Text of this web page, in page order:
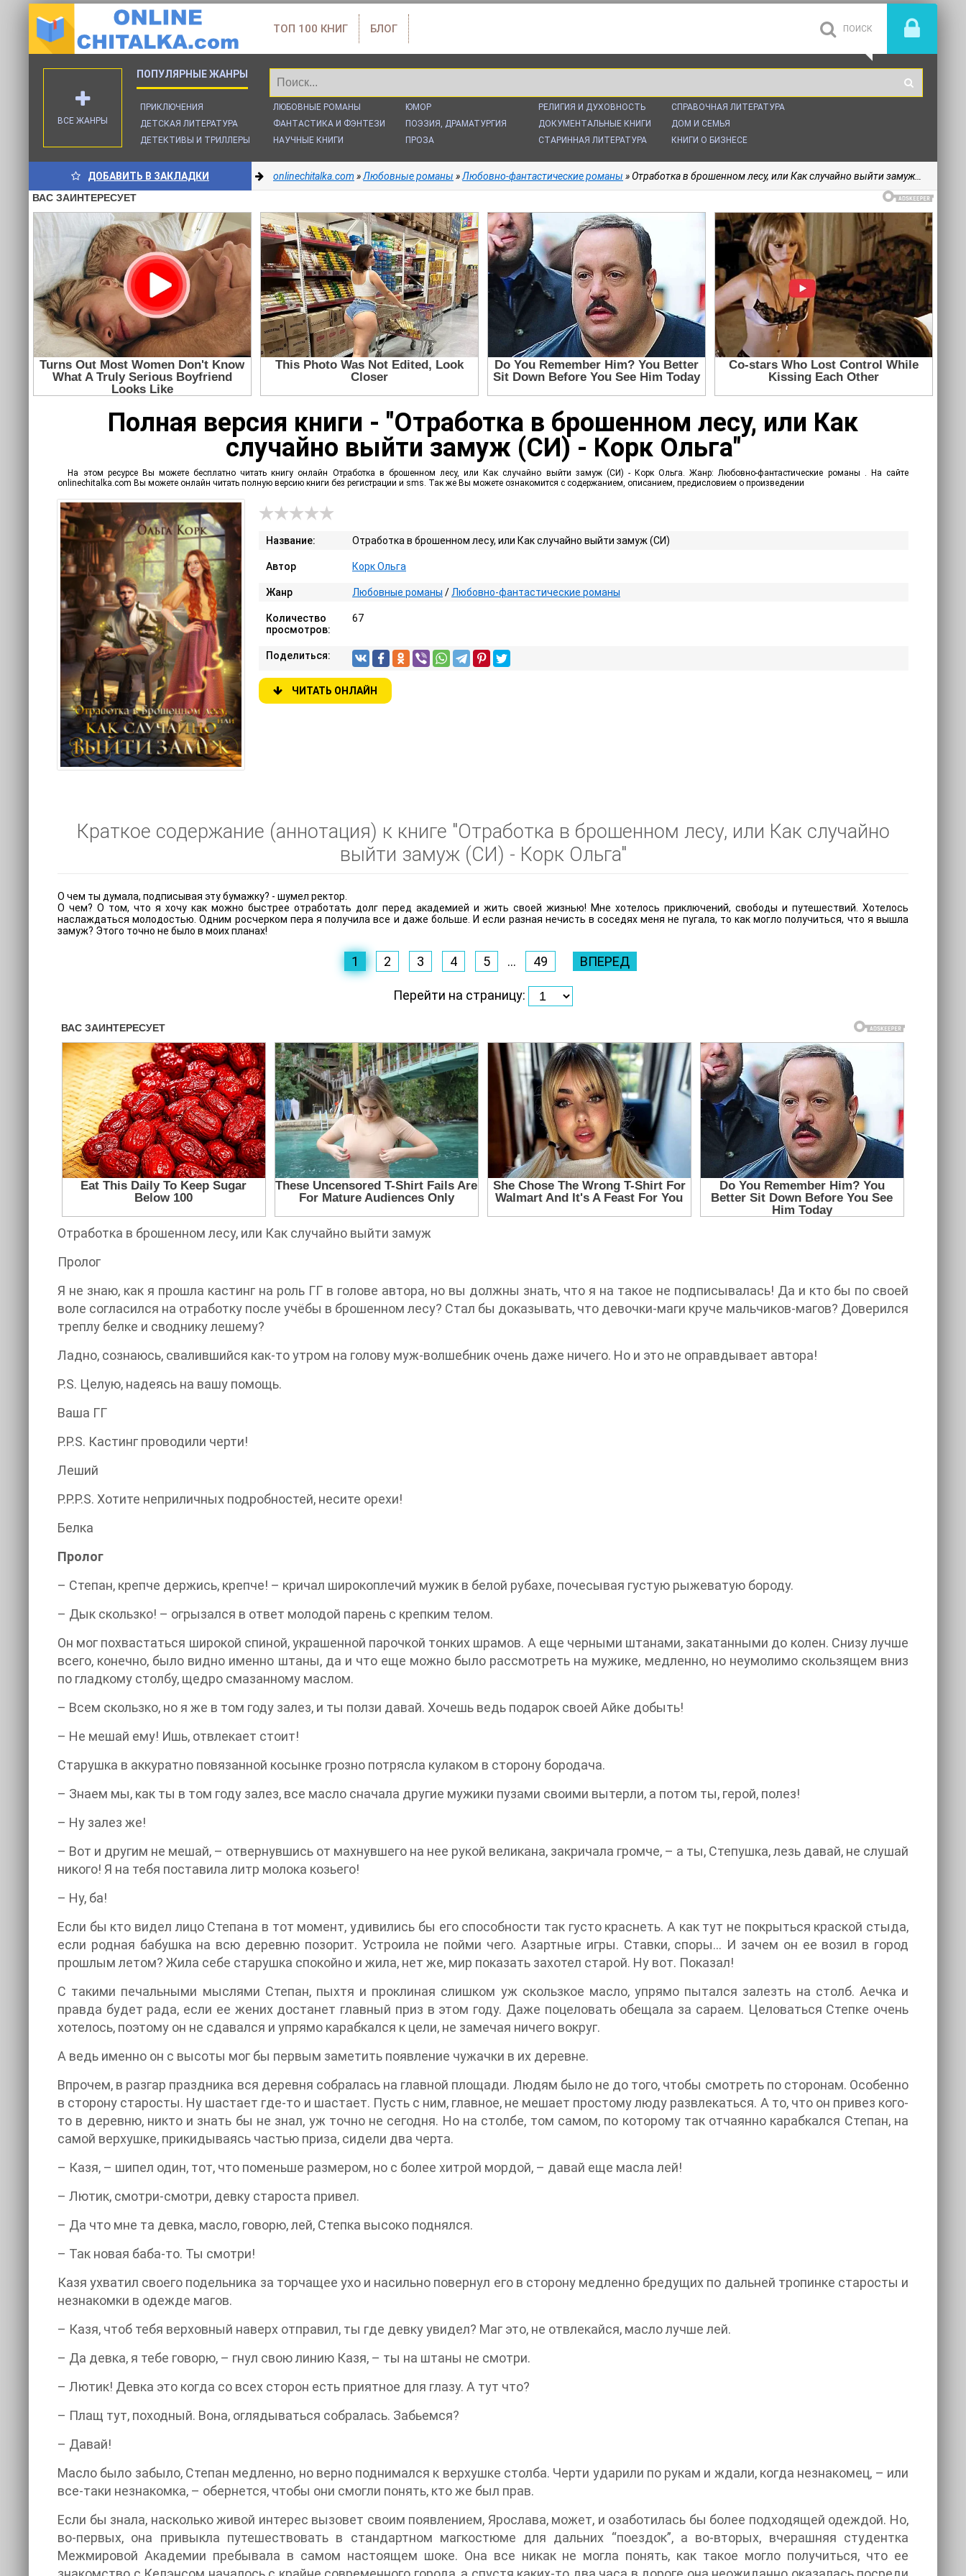
ТОП 100 КНИГ БЛОГ
ПРИКЛЮЧЕНИЯ
ДЕТСКАЯ ЛИТЕРАТУРА
ДЕТЕКТИВЫ И ТРИЛЛЕРЫ
ЛЮБОВНЫЕ РОМАНЫ
ФАНТАСТИКА И ФЭНТЕЗИ
НАУЧНЫЕ КНИГИ
ЮМОР
ПОЭЗИЯ, ДРАМАТУРГИЯ
ПРОЗА
РЕЛИГИЯ И ДУХОВНОСТЬ
ДОКУМЕНТАЛЬНЫЕ КНИГИ
СТАРИННАЯ ЛИТЕРАТУРА
СПРАВОЧНАЯ ЛИТЕРАТУРА
ДОМ И СЕМЬЯ
КНИГИ О БИЗНЕСЕ
ВСЕ ЖАНРЫ
ДОБАВИТЬ В ЗАКЛАДКИ onlinechitalka.com »Любовные романы »Любовно-фантастические романы » Отработка в брошенном лесу, или Как случайно выйти замуж (СИ) - Корк Ольга
Полная версия книги - "Отработка в брошенном лесу, или Как
случайно выйти замуж (СИ) - Корк Ольга"
На этом ресурсе Вы можете бесплатно читать книгу онлайн Отработка в брошенном лесу, или Как случайно выйти замуж (СИ) - Корк Ольга. Жанр: Любовно-фантастические романы . На сайте
onlinechitalka.com Вы можете онлайн читать полную версию книги без регистрации и sms. Так же Вы можете ознакомится с содержанием, описанием, предисловием о произведении
Название: Отработка в брошенном лесу, или Как случайно выйти замуж (СИ)
Автор Корк Ольга
Жанр Любовные романы / Любовно-фантастические романы
Количество
просмотров:
67
Поделиться:
ЧИТАТЬ ОНЛАЙН
Краткое содержание (аннотация) к книге "Отработка в брошенном лесу, или Как случайно
выйти замуж (СИ) - Корк Ольга"
O чем ты думала, подписывая эту бумажку? - шумел ректор.
О чем? О том, что я хочу как можно быстрее отработать долг перед академией и жить своей жизнью! Мне хотелось приключений, свободы и путешествий. Хотелось
наслаждаться молодостью. Одним росчерком пера я получила все и даже больше. И если разная нечисть в соседях меня не пугала, то как могло получиться, что я вышла
замуж? Этого точно не было в моих планах!
1 2 3 4 5 ... 49 ВПЕРЕД
Перейти на страницу:
Отработка в брошенном лесу, или Как случайно выйти замуж
Пролог
Я не знаю, как я прошла кастинг на роль ГГ в голове автора, но вы должны знать, что я на такое не подписывалась! Да и кто бы по своей
воле согласился на отработку после учёбы в брошенном лесу? Стал бы доказывать, что девочки-маги круче мальчиков-магов? Доверился
треплу белке и своднику лешему?
Ладно, сознаюсь, свалившийся как-то утром на голову муж-волшебник очень даже ничего. Но и это не оправдывает автора!
P.S. Целую, надеясь на вашу помощь.
Ваша ГГ
P.P.S. Кастинг проводили черти!
Леший
P.P.P.S. Хотите неприличных подробностей, несите орехи!
Белка
Пролог
– Степан, крепче держись, крепче! – кричал широкоплечий мужик в белой рубахе, почесывая густую рыжеватую бороду.
– Дык скользко! – огрызался в ответ молодой парень с крепким телом.
Он мог похвастаться широкой спиной, украшенной парочкой тонких шрамов. А еще черными штанами, закатанными до колен. Снизу лучше
всего, конечно, было видно именно штаны, да и что еще можно было рассмотреть на мужике, медленно, но неумолимо скользящем вниз
по гладкому столбу, щедро смазанному маслом.
– Всем скользко, но я же в том году залез, и ты ползи давай. Хочешь ведь подарок своей Айке добыть!
– Не мешай ему! Ишь, отвлекает стоит!
Старушка в аккуратно повязанной косынке грозно потрясла кулаком в сторону бородача.
– Знаем мы, как ты в том году залез, все масло сначала другие мужики пузами своими вытерли, а потом ты, герой, полез!
– Ну залез же!
– Вот и другим не мешай, – отвернувшись от махнувшего на нее рукой великана, закричала громче, – а ты, Степушка, лезь давай, не слушай
никого! Я на тебя поставила литр молока козьего!
– Ну, ба!
Если бы кто видел лицо Степана в тот момент, удивились бы его способности так густо краснеть. А как тут не покрыться краской стыда,
если родная бабушка на всю деревню позорит. Устроила не пойми чего. Азартные игры. Ставки, споры… И зачем он ее возил в город
прошлым летом? Жила себе старушка спокойно и жила, нет же, мир показать захотел старой. Ну вот. Показал!
С такими печальными мыслями Степан, пыхтя и проклиная слишком уж скользкое масло, упрямо пытался залезть на столб. Аечка и
правда будет рада, если ее жених достанет главный приз в этом году. Даже поцеловать обещала за сараем. Целоваться Степке очень
хотелось, поэтому он не сдавался и упрямо карабкался к цели, не замечая ничего вокруг.
А ведь именно он с высоты мог бы первым заметить появление чужачки в их деревне.
Впрочем, в разгар праздника вся деревня собралась на главной площади. Людям было не до того, чтобы смотреть по сторонам. Особенно
в сторону старосты. Ну шастает где-то и шастает. Пусть с ним, главное, не мешает простому люду развлекаться. А то, что он привез кого-
то в деревню, никто и знать бы не знал, уж точно не сегодня. Но на столбе, том самом, по которому так отчаянно карабкался Степан, на
самой верхушке, прикидываясь частью приза, сидели два черта.
– Казя, – шипел один, тот, что поменьше размером, но с более хитрой мордой, – давай еще масла лей!
– Лютик, смотри-смотри, девку староста привел.
– Да что мне та девка, масло, говорю, лей, Степка высоко поднялся.
– Так новая баба-то. Ты смотри!
Казя ухватил своего подельника за торчащее ухо и насильно повернул его в сторону медленно бредущих по дальней тропинке старосты и
незнакомки в одежде магов.
– Казя, чтоб тебя верховный наверх отправил, ты где девку увидел? Маг это, не отвлекайся, масло лучше лей.
– Да девка, я тебе говорю, – гнул свою линию Казя, – ты на штаны не смотри.
– Лютик! Девка это когда со всех сторон есть приятное для глазу. А тут что?
– Плащ тут, походный. Вона, оглядываться собралась. Забьемся?
– Давай!
Масло было забыло, Степан медленно, но верно поднимался к верхушке столба. Черти ударили по рукам и ждали, когда незнакомец, – или
все-таки незнакомка, – обернется, чтобы они смогли понять, кто же был прав.
Если бы знала, насколько живой интерес вызовет своим появлением, Ярослава, может, и озаботилась бы более подходящей одеждой. Но,
во-первых, она привыкла путешествовать в стандартном магкостюме для дальних “поездок”, а во-вторых, вчерашняя студентка
Межмировой Академии пребывала в самом настоящем шоке. Она все никак не могла понять, как такое могло получиться, что ее